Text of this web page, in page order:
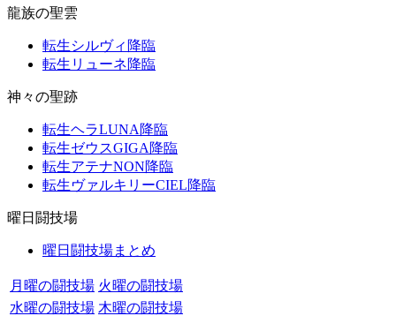
龍族の聖雲
転生シルヴィ降臨
転生リューネ降臨
神々の聖跡
転生ヘラLUNA降臨
転生ゼウスGIGA降臨
転生アテナNON降臨
転生ヴァルキリーCIEL降臨
曜日闘技場
曜日闘技場まとめ
月曜の闘技場 火曜の闘技場
水曜の闘技場 木曜の闘技場